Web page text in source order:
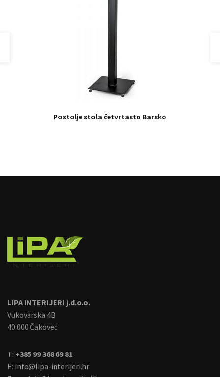
Postolje stola četvrtasto Barsko
LIPA INTERIJERI j.d.o.o.
Vukovarska 4B
40 000 Čakovec
T: +385 99 368 69 81
E: info@lipa-interijeri.hr
E:prodaja@lipa-interijeri.hr